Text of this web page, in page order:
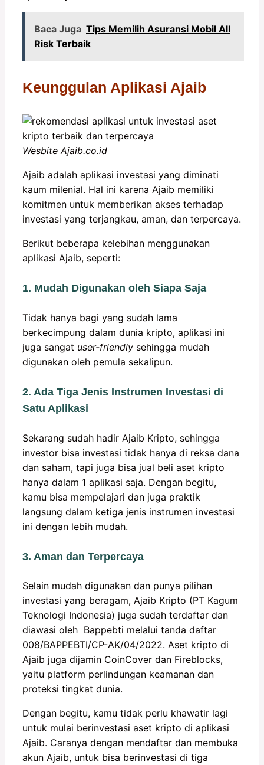
Baca Juga Tips Memilih Asuransi Mobil All
Risk Terbaik
Keunggulan Aplikasi Ajaib
Wesbite Ajaib.co.id
Ajaib adalah aplikasi investasi yang diminati
kaum milenial. Hal ini karena Ajaib memiliki
komitmen untuk memberikan akses terhadap
investasi yang terjangkau, aman, dan terpercaya.
Berikut beberapa kelebihan menggunakan
aplikasi Ajaib, seperti:
1. Mudah Digunakan oleh Siapa Saja
Tidak hanya bagi yang sudah lama
berkecimpung dalam dunia kripto, aplikasi ini
juga sangat user-friendly sehingga mudah
digunakan oleh pemula sekalipun.
2. Ada Tiga Jenis Instrumen Investasi di
Satu Aplikasi
Sekarang sudah hadir Ajaib Kripto, sehingga
investor bisa investasi tidak hanya di reksa dana
dan saham, tapi juga bisa jual beli aset kripto
hanya dalam 1 aplikasi saja. Dengan begitu,
kamu bisa mempelajari dan juga praktik
langsung dalam ketiga jenis instrumen investasi
ini dengan lebih mudah.
3. Aman dan Terpercaya
Selain mudah digunakan dan punya pilihan
investasi yang beragam, Ajaib Kripto (PT Kagum
Teknologi Indonesia) juga sudah terdaftar dan
diawasi oleh Bappebti melalui tanda daftar
008/BAPPEBTI/CP-AK/04/2022. Aset kripto di
Ajaib juga dijamin CoinCover dan Fireblocks,
yaitu platform perlindungan keamanan dan
proteksi tingkat dunia.
Dengan begitu, kamu tidak perlu khawatir lagi
untuk mulai berinvestasi aset kripto di aplikasi
Ajaib. Caranya dengan mendaftar dan membuka
akun Ajaib, untuk bisa berinvestasi di tiga